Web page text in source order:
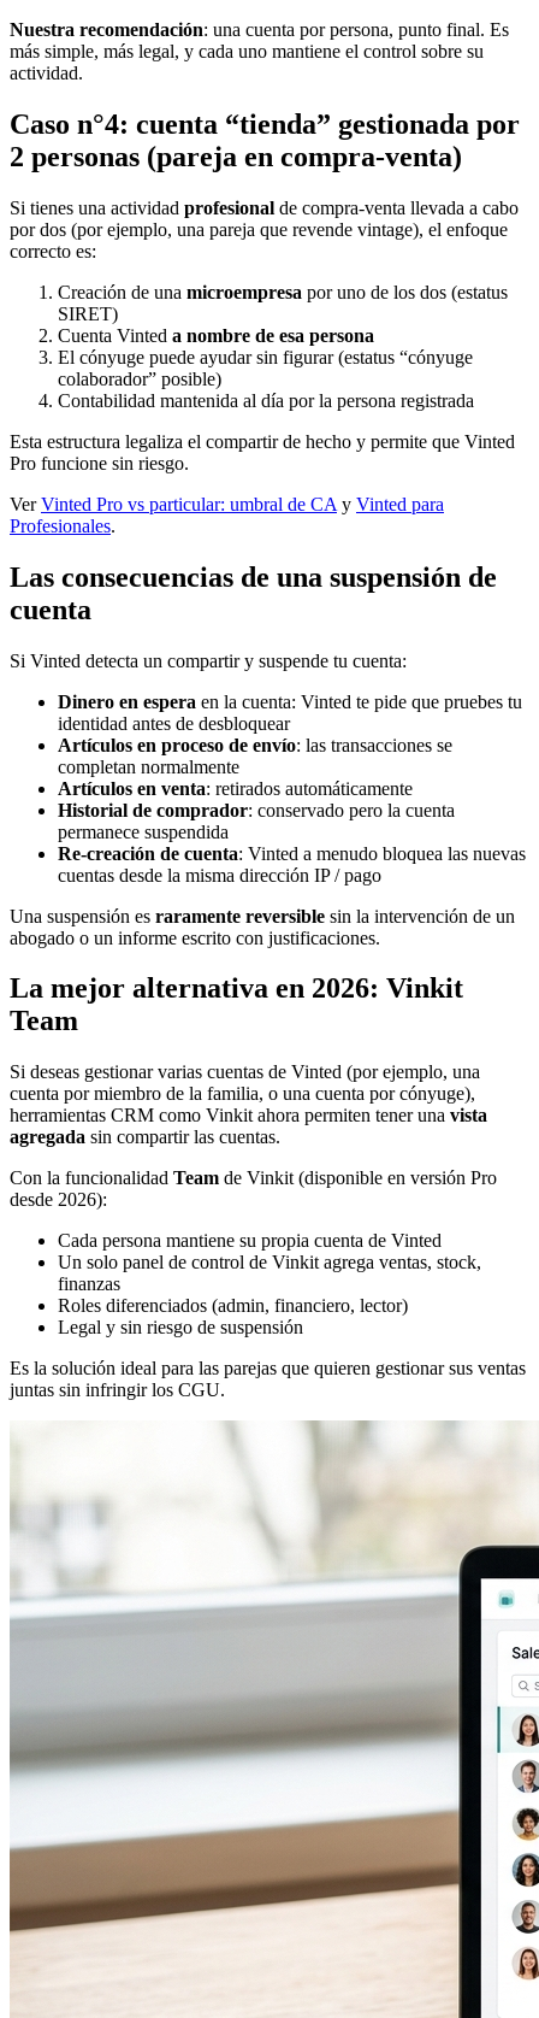
Nuestra recomendación: una cuenta por persona, punto final. Es
más simple, más legal, y cada uno mantiene el control sobre su
actividad.
Caso n°4: cuenta “tienda” gestionada por
2 personas (pareja en compra-venta)
Si tienes una actividad profesional de compra-venta llevada a cabo
por dos (por ejemplo, una pareja que revende vintage), el enfoque
correcto es:
Creación de una microempresa por uno de los dos (estatus
SIRET)
Cuenta Vinted a nombre de esa persona
El cónyuge puede ayudar sin figurar (estatus “cónyuge
colaborador” posible)
Contabilidad mantenida al día por la persona registrada
Esta estructura legaliza el compartir de hecho y permite que Vinted
Pro funcione sin riesgo.
VerVinted Pro vs particular: umbral de CA y Vinted para
Profesionales.
Las consecuencias de una suspensión de
cuenta
Si Vinted detecta un compartir y suspende tu cuenta:
Dinero en espera en la cuenta: Vinted te pide que pruebes tu
identidad antes de desbloquear
Artículos en proceso de envío: las transacciones se
completan normalmente
Artículos en venta: retirados automáticamente
Historial de comprador: conservado pero la cuenta
permanece suspendida
Re-creación de cuenta: Vinted a menudo bloquea las nuevas
cuentas desde la misma dirección IP / pago
Una suspensión es raramente reversible sin la intervención de un
abogado o un informe escrito con justificaciones.
La mejor alternativa en 2026: Vinkit
Team
Si deseas gestionar varias cuentas de Vinted (por ejemplo, una
cuenta por miembro de la familia, o una cuenta por cónyuge),
herramientas CRM como Vinkit ahora permiten tener una vista
agregada sin compartir las cuentas.
Con la funcionalidad Team de Vinkit (disponible en versión Pro
desde 2026):
Cada persona mantiene su propia cuenta de Vinted
Un solo panel de control de Vinkit agrega ventas, stock,
finanzas
Roles diferenciados (admin, financiero, lector)
Legal y sin riesgo de suspensión
Es la solución ideal para las parejas que quieren gestionar sus ventas
juntas sin infringir los CGU.